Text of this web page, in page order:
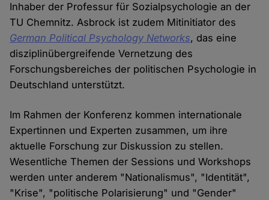
Inhaber der Professur für Sozialpsychologie an der
TU Chemnitz. Asbrock ist zudem Mitinitiator des
German Political Psychology Networks, das eine
disziplinübergreifende Vernetzung des
Forschungsbereiches der politischen Psychologie in
Deutschland unterstützt.
Im Rahmen der Konferenz kommen internationale
Expertinnen und Experten zusammen, um ihre
aktuelle Forschung zur Diskussion zu stellen.
Wesentliche Themen der Sessions und Workshops
werden unter anderem "Nationalismus", "Identität",
"Krise", "politische Polarisierung" und "Gender"